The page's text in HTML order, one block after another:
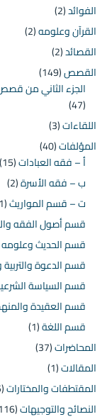
الفوائد(2)
القرآن وعلومه(2)
القصائد(2)
القصص(149)
الجزء الثاني من
(47)
اللقاءات(3)
المؤلفات(40)
أ – فقه العبادات(15)
ب – فقه الأسرة(2)
ت – قسم المواريث(1)
قسم أصول الفقه
قسم الحديث وعلومه
قسم الدعوة والتربية
قسم السياسة
قسم العقيدة
قسم اللغة(1)
المحاضرات(37)
المقالات(1)
المقتطفات والمختارات(585)
النصائح والتوجيهات(116)